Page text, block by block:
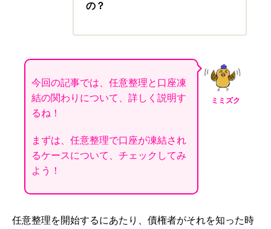
の？
ミミズク
今回の記事では、任意整理と口座凍
結の関わりについて、詳しく説明す
るね！
まずは、任意整理で口座が凍結され
るケースについて、チェックしてみ
よう！
任意整理を開始するにあたり、債権者がそれを知った時